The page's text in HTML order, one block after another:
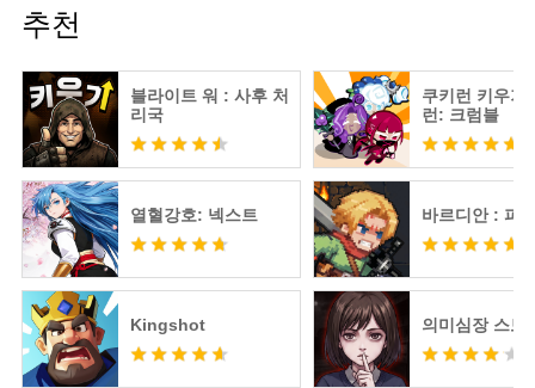
추천
블라이트 워 : 사후 처
리국
쿠키런 키우기
런: 크럼블
열혈강호: 넥스트 바르디안 : 피
Kingshot 의미심장 스토